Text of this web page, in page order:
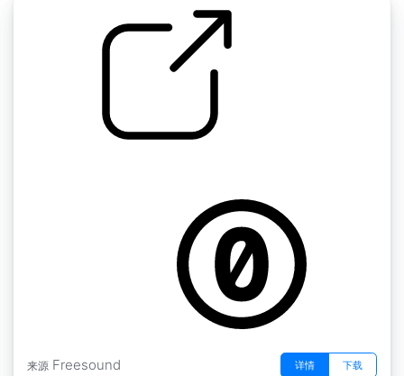
来源 Freesound 详情 下载